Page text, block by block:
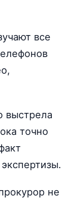
все
выстрела
точно
не